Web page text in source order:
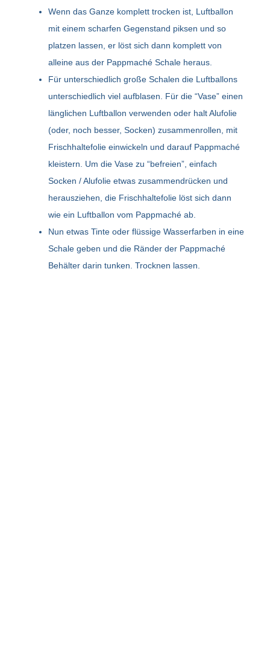
Wenn das Ganze komplett trocken ist, Luftballon
mit einem scharfen Gegenstand piksen und so
platzen lassen, er löst sich dann komplett von
alleine aus der Pappmaché Schale heraus.
Für unterschiedlich große Schalen die Luftballons
unterschiedlich viel aufblasen. Für die “Vase” einen
länglichen Luftballon verwenden oder halt Alufolie
(oder, noch besser, Socken) zusammenrollen, mit
Frischhaltefolie einwickeln und darauf Pappmaché
kleistern. Um die Vase zu “befreien”, einfach
Socken / Alufolie etwas zusammendrücken und
herausziehen, die Frischhaltefolie löst sich dann
wie ein Luftballon vom Pappmaché ab.
Nun etwas Tinte oder flüssige Wasserfarben in eine
Schale geben und die Ränder der Pappmaché
Behälter darin tunken. Trocknen lassen.